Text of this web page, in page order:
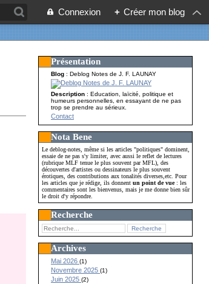
Connexion + Créer mon blog
Présentation
Blog : Deblog Notes de J. F. LAUNAY
Description: Education, laïcité, politique et
humeurs personnelles, en essayant de ne pas
trop se prendre au sérieux.
Contact
Nota Bene
Le deblog-notes, même si les articles "politiques" dominent,
essaie de ne pas s'y limiter, avec aussi le reflet de lectures
(rubrique MLF tenue le plus souvent par MFL), des
découvertes d'artistes ou dessinateurs le plus souvent
érotiques, des contributions aux tonalités diverses,etc. Pour
les articles que je rédige, ils donnentun point de vue: les
commentaires sont les bienvenus, mais je me donne bien sûr
le droit d'y répondre.
Recherche
Archives
Mai 2026(1)
Novembre 2025(1)
Juin 2025(2)